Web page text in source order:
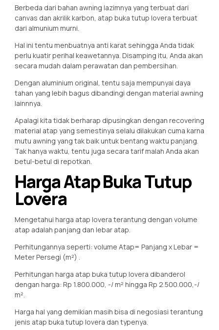
Berbeda dari bahan awning lazimnya yang terbuat dari
canvas dan akrilik karbon, atap buka tutup lovera terbuat
dari almunium murni.
Hal ini tentu menbuatnya anti karat sehingga Anda tidak
perlu kuatir perihal keawetannya. Disamping itu, Anda akan
secara mudah dalam perawatan dan pembersihan.
Dengan aluminium original, tentu saja mempunyai daya
tahan yang lebih bagus dibandingi dengan material awning
lainnnya.
Apalagi kita tidak berharap dipusingkan dengan recovering
material atap yang semestinya selalu dilakukan cuma karna
mutu awning yang tak baik untuk bentang waktu panjang.
Tak hanya waktu, tentu juga secara tarif malah Anda akan
betul-betul di repotkan.
Harga Atap Buka Tutup
Lovera
Mengetahui harga atap lovera terantung dengan volume
atap adalah panjang dan lebar atap.
Perhitungannya seperti: volume Atap= Panjang x Lebar =
Meter Persegi (m²) .
Perhitungan harga atap buka tutup lovera dibanderol
dengan harga: Rp 1.800.000, -/ m² hingga Rp 2.500.000,-/
m².
Harga hal yang demikian masih bisa di negosiasi terantung
jenis atap buka tutup lovera dan typenya.